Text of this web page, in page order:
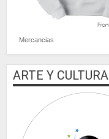
Mercancias
ARTE Y CULTURA